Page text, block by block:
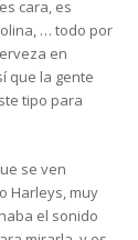
cara, es
… todo por
en
que la gente
tipo para
se ven
Harleys, muy
el sonido